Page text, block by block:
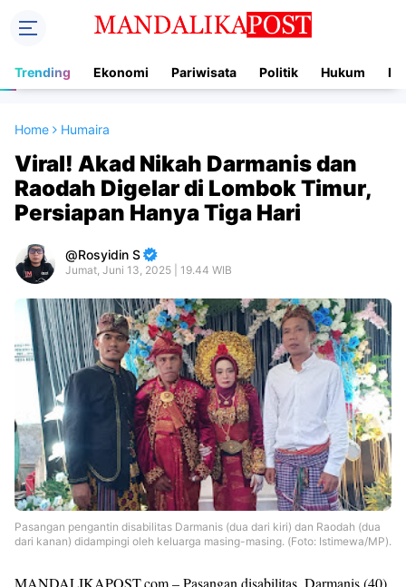
Trending Ekonomi Pariwisata Politik Hukum
Home Humaira
Viral! Akad Nikah Darmanis dan
Raodah Digelar di Lombok Timur,
Persiapan Hanya Tiga Hari
Rosyidin S
Jumat, Juni 13, 2025 | 19.44 WIB
Pasangan pengantin disabilitas Darmanis (dua dari kiri) dan Raodah (dua
dari kanan) didampingi oleh keluarga masing-masing. (Foto: Istimewa/MP).
MANDALIKAPOST.com – Pasangan disabilitas, Darmanis (40)